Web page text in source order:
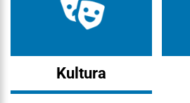
Kultura